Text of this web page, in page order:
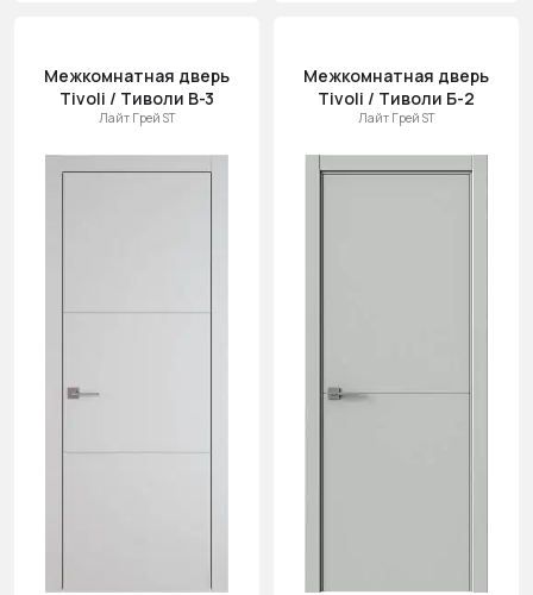
Межкомнатная дверь
Tivoli / Тиволи В-3
Лайт Грей ST
Межкомнатная дверь
Tivoli / Тиволи Б-2
Лайт Грей ST